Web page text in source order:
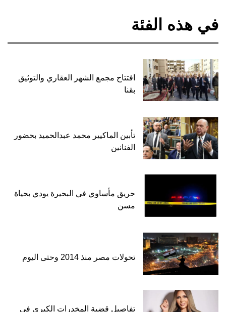
في هذه الفئة
افتتاح مجمع الشهر العقاري والتوثيق
بقنا
تأبين الماكيير محمد عبدالحميد بحضور
الفنانين
حريق مأساوي في البحيرة يودي بحياة
مسن
تحولات مصر منذ 2014 وحتى اليوم
تفاصيل قضية المخدرات الكبرى في